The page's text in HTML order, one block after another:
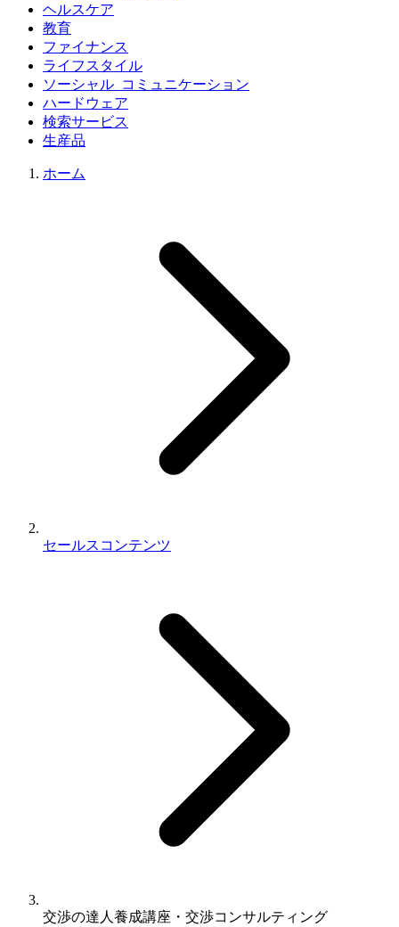
ヘルスケア
教育
ファイナンス
ライフスタイル
ソーシャル_コミュニケーション
ハードウェア
検索サービス
生産品
ホーム
セールスコンテンツ
交渉の達人養成講座・交渉コンサルティング